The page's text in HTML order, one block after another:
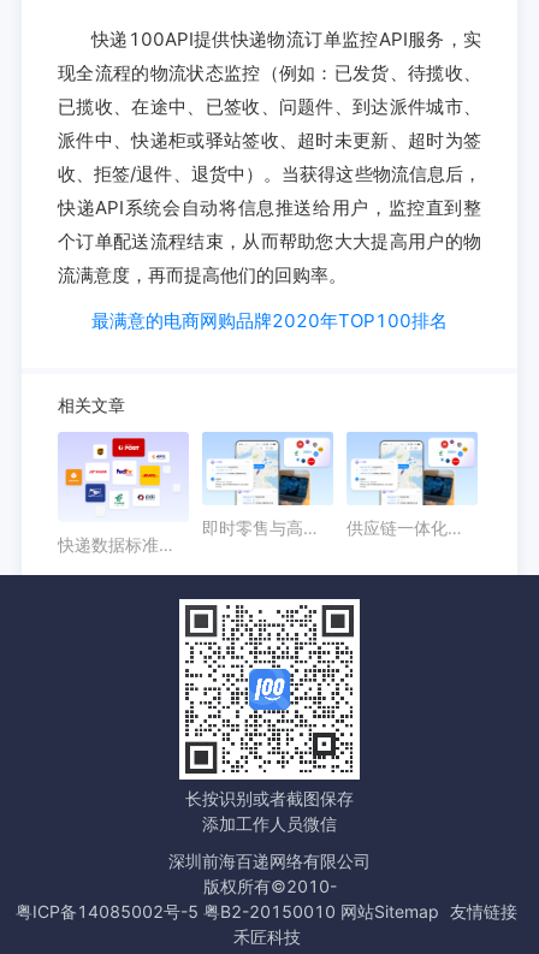
快递100API提供快递物流订单监控API服务，实
现全流程的物流状态监控（例如：已发货、待揽收、
已揽收、在途中、已签收、问题件、到达派件城市、
派件中、快递柜或驿站签收、超时未更新、超时为签
收、拒签/退件、退货中）。当获得这些物流信息后，
快递API系统会自动将信息推送给用户，监控直到整
个订单配送流程结束，从而帮助您大大提高用户的物
流满意度，再而提高他们的回购率。
最满意的电商网购品牌2020年TOP100排名
相关文章
快递数据标准化趋势下，申通快递接口为什么需要统一接入？
即时零售与高时效配送场景中，顺丰物流API的价值在哪里？ 供应链一体化背景下，京东快递API接口有哪些业务价值？
长按识别或者截图保存
添加工作人员微信
深圳前海百递网络有限公司
版权所有©2010-
粤ICP备14085002号-5 粤B2-20150010 网站Sitemap 友情链接
禾匠科技